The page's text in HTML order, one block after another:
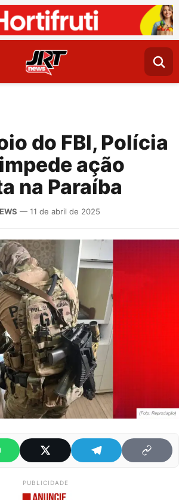
do FBI, Polícia
ação
na Paraíba
— 11 de abril de 2025
PUBLICIDADE